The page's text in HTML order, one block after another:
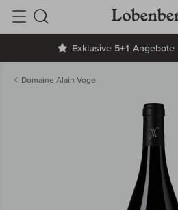
Exklusive 5+1 Angebote
Suche
Domaine Alain Voge